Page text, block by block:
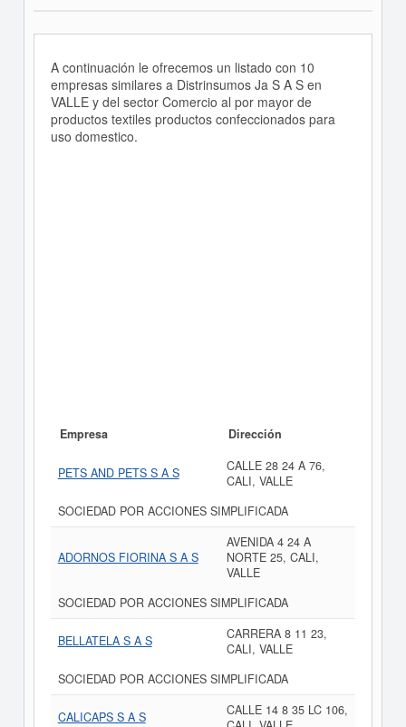
A continuación le ofrecemos un listado con 10
empresas similares a Distrinsumos Ja S A S en
VALLE y del sector Comercio al por mayor de
productos textiles productos confeccionados para
uso domestico.
Empresa Dirección
PETS AND PETS S A S
CALLE 28 24 A 76,
CALI, VALLE
SOCIEDAD POR ACCIONES SIMPLIFICADA
ADORNOS FIORINA S A S
AVENIDA 4 24 A
NORTE 25, CALI,
VALLE
SOCIEDAD POR ACCIONES SIMPLIFICADA
BELLATELA S A S
CARRERA 8 11 23,
CALI, VALLE
SOCIEDAD POR ACCIONES SIMPLIFICADA
CALICAPS S A S
CALLE 14 8 35 LC 106,